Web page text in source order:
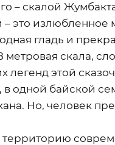
– скалой
это излюбленное
гладь и
метровая скала,
легенд этой
в одной байской
Но, человек